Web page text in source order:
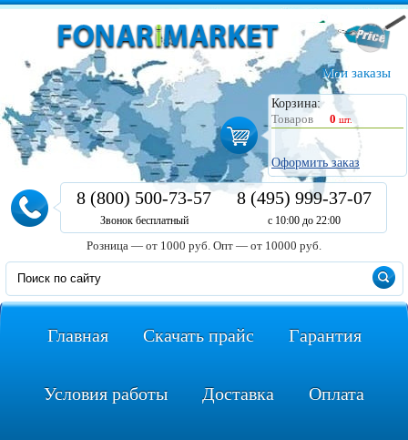
Мои заказы
Корзина:
Товаров
0 шт.
Оформить заказ
8 (800) 500-73-57
Звонок бесплатный
8 (495) 999-37-07
с 10:00 до 22:00
Розница — от 1000 руб. Опт — от 10000 руб.
Главная Скачать прайс Гарантия
Условия работы Доставка Оплата